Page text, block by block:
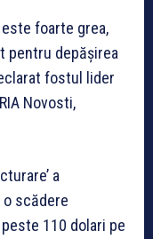
foarte grea,
pentru depășirea
fostul lider
Novosti,
a
scădere
110 dolari pe